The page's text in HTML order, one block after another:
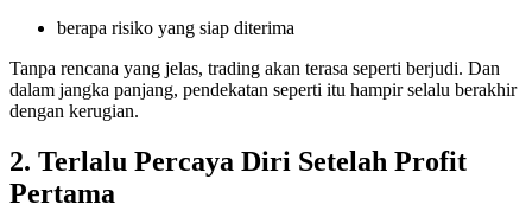
berapa risiko yang siap diterima
Tanpa rencana yang jelas, trading akan terasa seperti berjudi. Dan
dalam jangka panjang, pendekatan seperti itu hampir selalu berakhir
dengan kerugian.
2. Terlalu Percaya Diri Setelah Profit
Pertama